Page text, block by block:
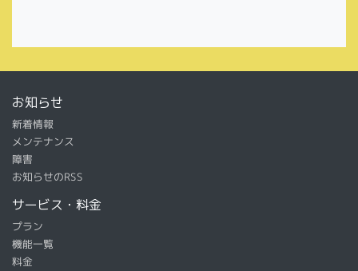
お知らせ
新着情報
メンテナンス
障害
お知らせのRSS
サービス・料金
プラン
機能一覧
料金